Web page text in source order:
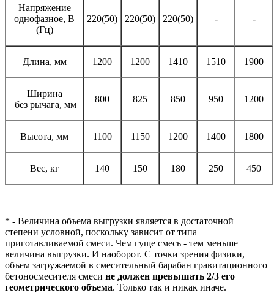
Напряжение
однофазное, В
(Гц)
220(50) 220(50) 220(50) - -
Длина, мм 1200 1200 1410 1510 1900
Ширина
без рычага, мм
800 825 850 950 1200
Высота, мм 1100 1150 1200 1400 1800
Вес, кг 140 150 180 250 450
* - Величина объема выгрузки является в достаточной
степени условной, поскольку зависит от типа
приготавливаемой смеси. Чем гуще смесь - тем меньше
величина выгрузки. И наоборот. С точки зрения физики,
объем загружаемой в смесительный барабан гравитационного
бетоносмесителя смеси не должен превышать 2/3 его
геометрического объема. Только так и никак иначе.